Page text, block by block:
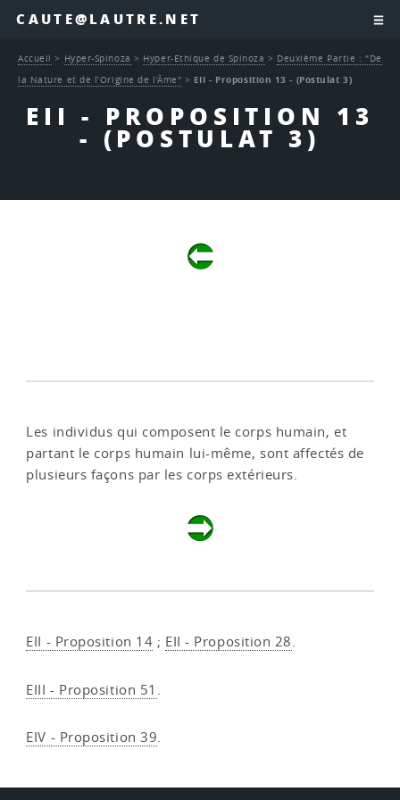
CAUTE@LAUTRE.NET
EII - PROPOSITION 13
- (POSTULAT 3)
Accueil > Hyper-Spinoza > Hyper-Ethique de Spinoza > Deuxième Partie : "De
la Nature et de l’Origine de l’Âme" > EII - Proposition 13 - (Postulat 3)
Les individus qui composent le corps humain, et
partant le corps humain lui-même, sont affectés de
plusieurs façons par les corps extérieurs.
EII - Proposition 14 ; EII - Proposition 28.
EIII - Proposition 51 .
EIV - Proposition 39.